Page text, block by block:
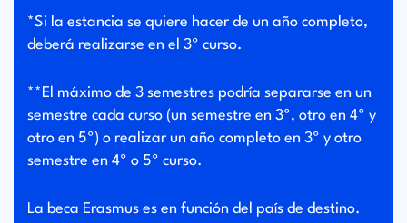
*Si la estancia se quiere hacer de un año completo,
deberá realizarse en el 3º curso.
**El máximo de 3 semestres podría separarse en un
semestre cada curso (un semestre en 3º, otro en 4º y
otro en 5º) o realizar un año completo en 3º y otro
semestre en 4º o 5º curso.
La beca Erasmus es en función del país de destino.